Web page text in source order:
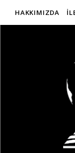
HAKKIMIZDA